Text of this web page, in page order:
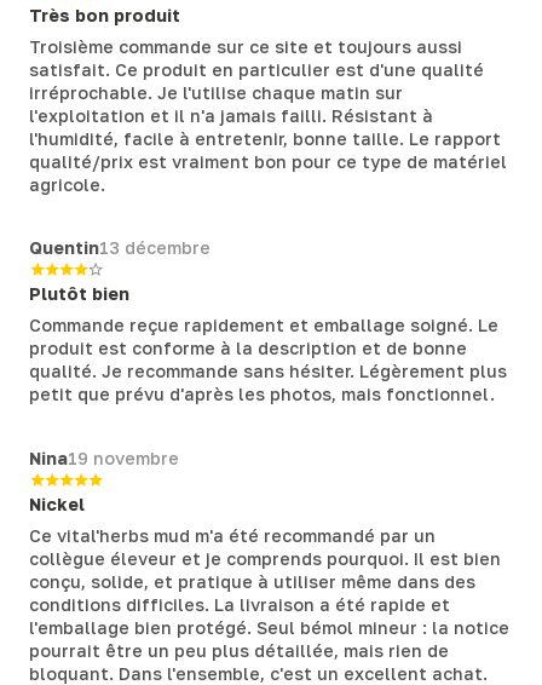
Très bon produit
Troisième commande sur ce site et toujours aussi
satisfait. Ce produit en particulier est d'une qualité
irréprochable. Je l'utilise chaque matin sur
l'exploitation et il n'a jamais failli. Résistant à
l'humidité, facile à entretenir, bonne taille. Le rapport
qualité/prix est vraiment bon pour ce type de matériel
agricole.
Quentin13 décembre
Plutôt bien
Commande reçue rapidement et emballage soigné. Le
produit est conforme à la description et de bonne
qualité. Je recommande sans hésiter. Légèrement plus
petit que prévu d'après les photos, mais fonctionnel.
Nina19 novembre
Nickel
Ce vital'herbs mud m'a été recommandé par un
collègue éleveur et je comprends pourquoi. Il est bien
conçu, solide, et pratique à utiliser même dans des
conditions difficiles. La livraison a été rapide et
l'emballage bien protégé. Seul bémol mineur : la notice
pourrait être un peu plus détaillée, mais rien de
bloquant. Dans l'ensemble, c'est un excellent achat.